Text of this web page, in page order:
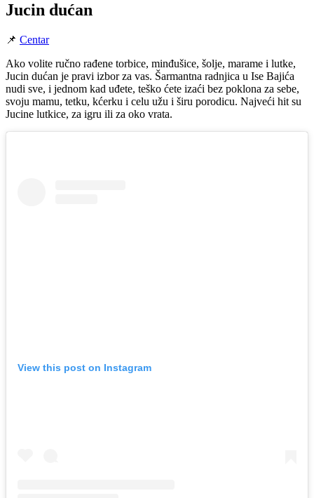
Jucin dućan
📌 Centar
Ako volite ručno rađene torbice, minđušice, šolje, marame i lutke,
Jucin dućan je pravi izbor za vas. Šarmantna radnjica u Ise Bajića
nudi sve, i jednom kad uđete, teško ćete izaći bez poklona za sebe,
svoju mamu, tetku, kćerku i celu užu i širu porodicu. Najveći hit su
Jucine lutkice, za igru ili za oko vrata.
View this post on Instagram